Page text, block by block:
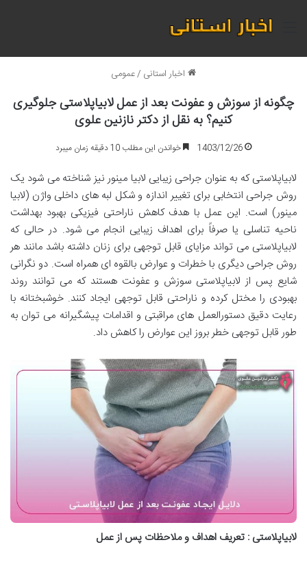
منو
اخبار استانی /عمومی
چگونه از سوزش و عفونت بعد از عمل لابیاپلاستی جلوگیری
کنیم؟ به نقل از دکتر نازنین علوی
1403/12/26 خواندن این مطلب 10 دقیقه زمان میبرد
لابیاپلاستی که به عنوان جراحی زیبایی لابیا مینور نیز شناخته می شود یک
روش جراحی انتخابی برای تغییر اندازه و شکل لبه های داخلی واژن (لابیا
مینور) است. این عمل با هدف کاهش ناراحتی فیزیکی بهبود بهداشت
ناحیه تناسلی یا صرفاً برای اهداف زیبایی انجام می شود. در حالی که
لابیاپلاستی می تواند مزایای قابل توجهی برای زنان داشته باشد مانند هر
روش جراحی دیگری با خطرات و عوارض بالقوه ای همراه است. دو نگرانی
شایع پس از لابیاپلاستی سوزش و عفونت هستند که می توانند روند
بهبودی را مختل کرده و ناراحتی قابل توجهی ایجاد کنند. خوشبختانه با
رعایت دقیق دستورالعمل های مراقبتی و اقدامات پیشگیرانه می توان به
طور قابل توجهی خطر بروز این عوارض را کاهش داد.
لابیاپلاستی : تعریف اهداف و ملاحظات پس از عمل